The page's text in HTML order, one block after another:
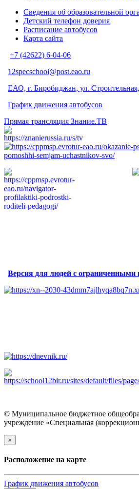
Сведения об образовательной
Детский телефон доверия
Расписание автобусов
Карта сайта
+7 (42622) 6-04-06
12specschool@post.eao.ru
ЕАО, г. Биробиджан, ул.
График движения автобусов
Прямая трансляция Знание.ТВ
Версия для людей с ограниченными
© Муниципальное бюджетное
учреждение «Специальная
×
Расположение на карте
График движения автобусов